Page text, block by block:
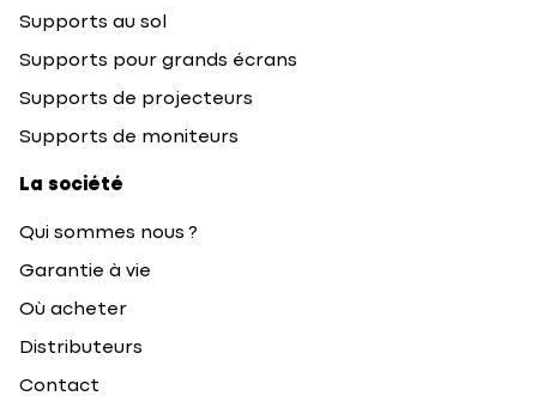
Supports au sol
Supports pour grands écrans
Supports de projecteurs
Supports de moniteurs
La société
Qui sommes nous ?
Garantie à vie
Où acheter
Distributeurs
Contact